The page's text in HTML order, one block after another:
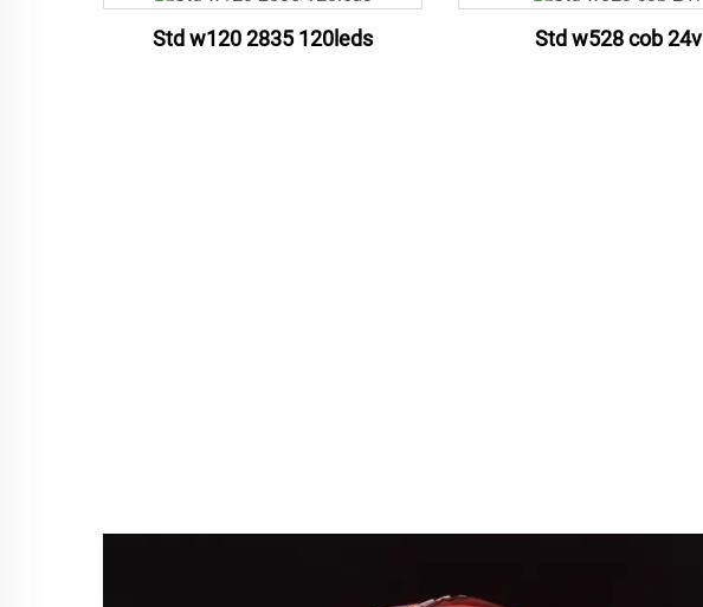
Std w120 2835 120leds Std w528 cob 24v